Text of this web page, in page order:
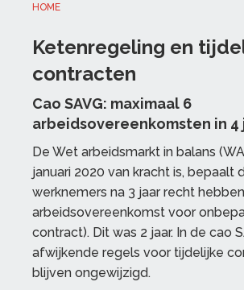
HOME
Ketenregeling en
contracten
Cao SAVG: maximaal 6
arbeidsovereenkomsten in 4
De Wet arbeidsmarkt in balans
januari 2020 van kracht is, bepaalt
werknemers na 3 jaar recht
arbeidsovereenkomst voor
contract). Dit was 2 jaar. In de cao
afwijkende regels voor tijdelijke
blijven ongewijzigd.